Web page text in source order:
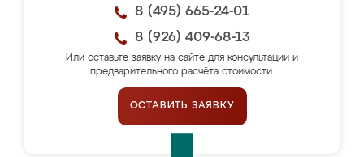
8 (495) 665-24-01
8 (926) 409-68-13
Или оставьте заявку на сайте для консультации и
предварительного расчёта стоимости.
ОСТАВИТЬ ЗАЯВКУ